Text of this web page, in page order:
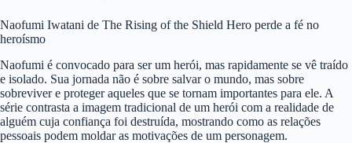
Naofumi Iwatani de The Rising of the Shield Hero perde a fé no
heroísmo
Naofumi é convocado para ser um herói, mas rapidamente se vê traído
e isolado. Sua jornada não é sobre salvar o mundo, mas sobre
sobreviver e proteger aqueles que se tornam importantes para ele. A
série contrasta a imagem tradicional de um herói com a realidade de
alguém cuja confiança foi destruída, mostrando como as relações
pessoais podem moldar as motivações de um personagem.